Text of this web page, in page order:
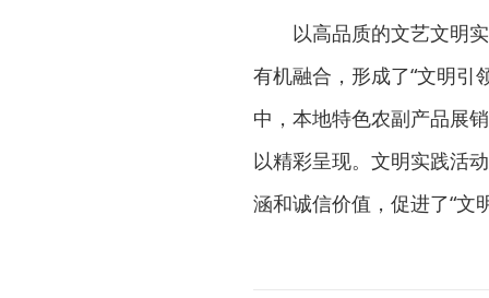
以高品质的文艺文明
有机融合，形成了“文明引
中，本地特色农副产品展
以精彩呈现。文明实践活
涵和诚信价值，促进了“文